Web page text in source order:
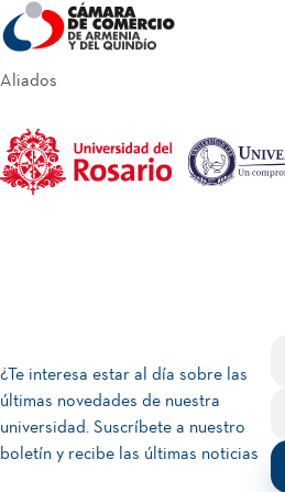
Aliados
¿Te interesa estar al día sobre las
últimas novedades de nuestra
universidad. Suscríbete a nuestro
boletín y recibe las últimas noticias